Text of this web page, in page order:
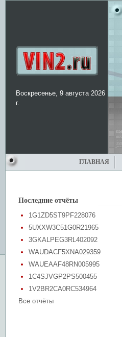
Воскресенье, 9 августа 2026
г.
ГЛАВНАЯ
Последние отчёты
1G1ZD5ST9PF228076
5UXXW3C51G0R21965
3GKALPEG3RL402092
WAUDACF5XNA029359
WAUEAAF48RN005995
1C4SJVGP2PS500455
1V2BR2CA0RC534964
Все отчёты